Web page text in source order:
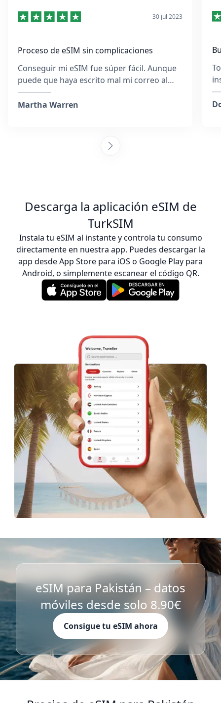
30 jul 2023
Proceso de eSIM sin complicaciones
Conseguir mi eSIM fue súper fácil. Aunque
puede que haya escrito mal mi correo al
principio, el equipo respondió rapidísimo y
me ayudó en todo momento. Me explicaron
recogiendo tarjetas SIM en cada destino
cansa, pero me alegro muchísimo de haber
Martha Warren
Descarga la aplicación eSIM de
TurkSIM
Instala tu eSIM al instante y controla tu consumo
directamente en nuestra app. Puedes descargar la
app desde App Store para iOS o Google Play para
Android, o simplemente escanear el código QR.
eSIM para Pakistán – datos
móviles desde solo 8.90€
Consigue tu eSIM ahora